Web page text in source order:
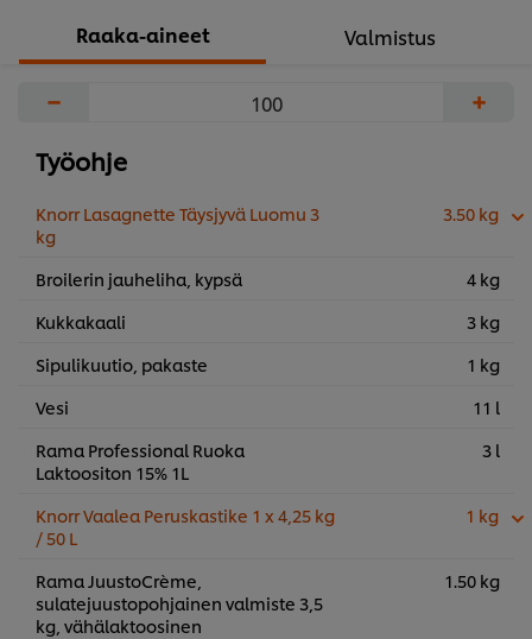
Raaka-aineet Valmistus
− +
Työohje
Knorr Lasagnette Täysjyvä Luomu 3
kg
3.50 kg
Broilerin jauheliha, kypsä
4 kg
Kukkakaali
3 kg
Sipulikuutio, pakaste
1 kg
Vesi
11 l
Rama Professional Ruoka
Laktoositon 15% 1L
3 l
Knorr Vaalea Peruskastike 1 x 4,25 kg
/ 50 L
1 kg
Rama JuustoCrème,
sulatejuustopohjainen valmiste 3,5
kg, vähälaktoosinen
1.50 kg